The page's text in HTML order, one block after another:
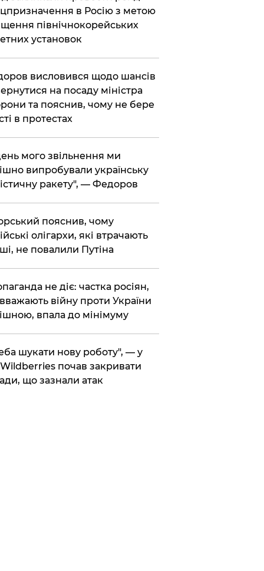
в Росію з метою
північнокорейських
установок
висловився щодо шансів
на посаду міністра
та пояснив, чому не бере
в протестах
мого звільнення ми
випробували українську
ракету", — Федоров
пояснив, чому
олігархи, які втрачають
не повалили Путіна
не діє: частка росіян,
війну проти України
впала до мінімуму
шукати нову роботу", — у
почав закривати
що зазнали атак